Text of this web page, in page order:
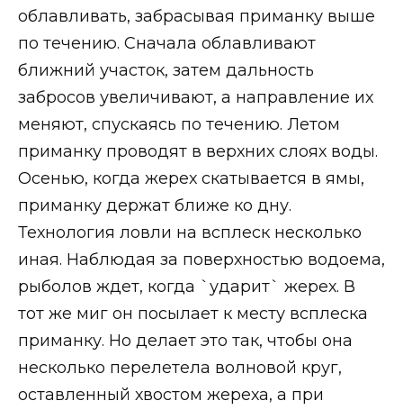
облавливать, забрасывая приманку выше
по течению. Сначала облавливают
ближний участок, затем дальность
забросов увеличивают, а направление их
меняют, спускаясь по течению. Летом
приманку проводят в верхних слоях воды.
Осенью, когда жерех скатывается в ямы,
приманку держат ближе ко дну.
Технология ловли на всплеск несколько
иная. Наблюдая за поверхностью водоема,
рыболов ждет, когда `ударит` жерех. В
тот же миг он посылает к месту всплеска
приманку. Но делает это так, чтобы она
несколько перелетела волновой круг,
оставленный хвостом жереха, а при